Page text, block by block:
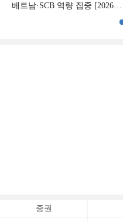
베트남·SCB 역량 집중 [2026
증권